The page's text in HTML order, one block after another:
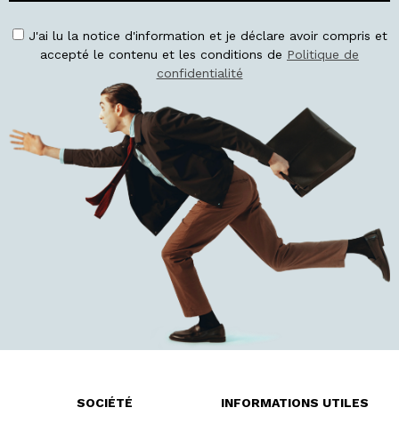
J'ai lu la notice d'information et je déclare avoir compris et
accepté le contenu et les conditions de Politique de
confidentialité
SOCIÉTÉ INFORMATIONS UTILES